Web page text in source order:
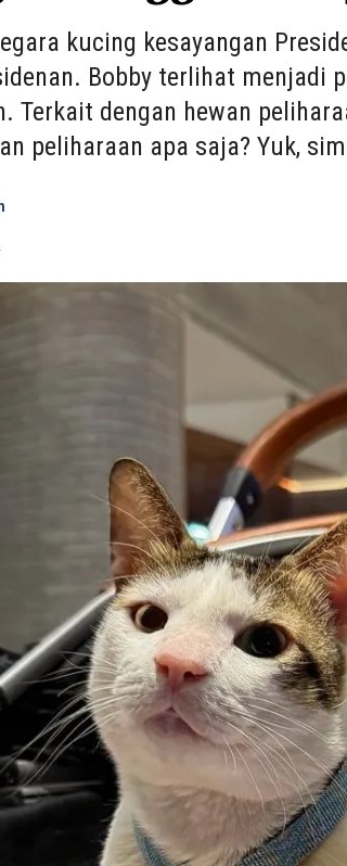
kucing kesayangan
Bobby terlihat menjadi
Terkait dengan hewan
peliharaan apa saja? Yuk,